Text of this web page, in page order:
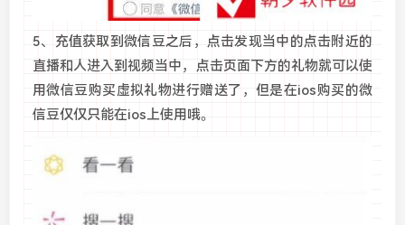
5、充值获取到微信豆之后，点击发现当中的点击附近的
直播和人进入到视频当中，点击页面下方的礼物就可以使
用微信豆购买虚拟礼物进行赠送了，但是在ios购买的微
信豆仅仅只能在ios上使用哦。